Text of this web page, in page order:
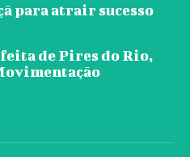
para atrair sucesso
de Pires do Rio,